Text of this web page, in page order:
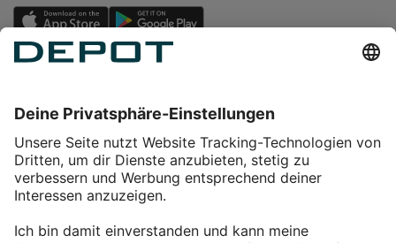
Service
Über DEPOT